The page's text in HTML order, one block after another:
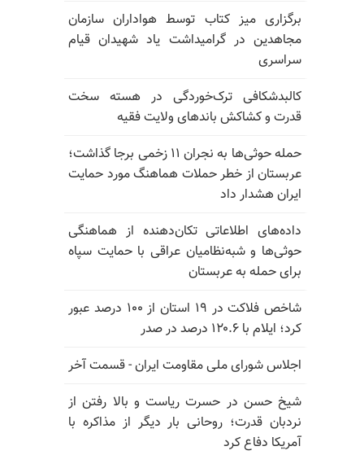
برگزاری میز کتاب توسط هواداران سازمان
مجاهدین در گرامیداشت یاد شهیدان قیام
سراسری
کالبدشکافی ترک‌خوردگی در هسته سخت
قدرت و کشاکش باندهای ولایت فقیه
حمله حوثی‌ها به نجران ۱۱ زخمی برجا گذاشت؛
عربستان از خطر حملات هماهنگ مورد حمایت
ایران هشدار داد
داده‌های اطلاعاتی تکان‌دهنده از هماهنگی
حوثی‌ها و شبه‌نظامیان عراقی با حمایت سپاه
برای حمله به عربستان
شاخص فلاکت در ۱۹ استان از ۱۰۰ درصد عبور
کرد؛ ایلام با ۱۲۰.۶ درصد در صدر
اجلاس شورای ملی مقاومت ایران - قسمت آخر
شیخ حسن در حسرت ریاست و بالا رفتن از
نردبان قدرت؛ روحانی بار دیگر از مذاکره با
آمریکا دفاع کرد